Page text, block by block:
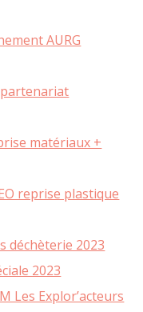
AURG
partenariat
matériaux +
reprise plastique
déchèterie 2023
2023
Les Explor’acteurs